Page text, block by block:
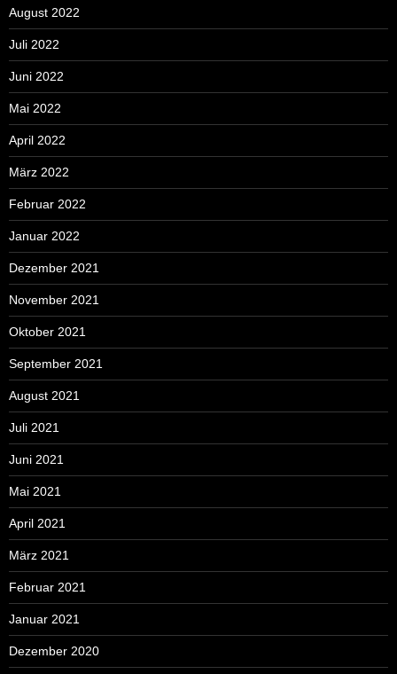
August 2022
Juli 2022
Juni 2022
Mai 2022
April 2022
März 2022
Februar 2022
Januar 2022
Dezember 2021
November 2021
Oktober 2021
September 2021
August 2021
Juli 2021
Juni 2021
Mai 2021
April 2021
März 2021
Februar 2021
Januar 2021
Dezember 2020